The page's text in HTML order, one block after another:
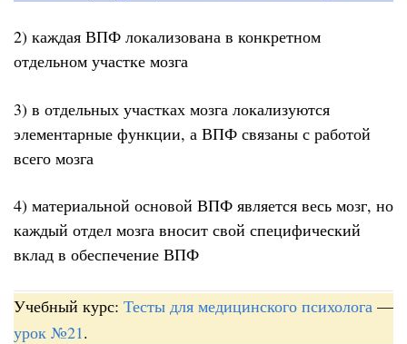
2) каждая ВПФ локализована в конкретном
отдельном участке мозга
3) в отдельных участках мозга локализуются
элементарные функции, а ВПФ связаны с работой
всего мозга
4) материальной основой ВПФ является весь мозг, но
каждый отдел мозга вносит свой специфический
вклад в обеспечение ВПФ
Учебный курс: Тесты для медицинского психолога —
урок №21.